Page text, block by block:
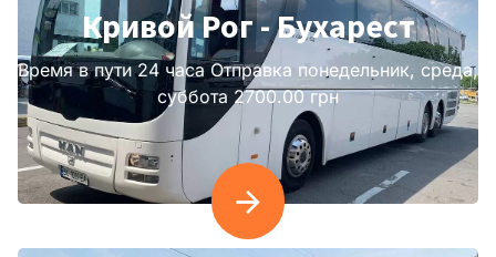
Кривой Рог - Бухарест
Время в пути 24 часа Отправка понедельник, среда,
суббота 2700.00 грн